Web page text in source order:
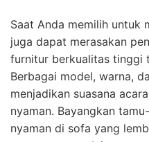
Saat Anda memilih untuk
juga dapat merasakan
furnitur berkualitas tinggi
Berbagai model, warna,
menjadikan suasana
nyaman. Bayangkan
nyaman di sofa yang